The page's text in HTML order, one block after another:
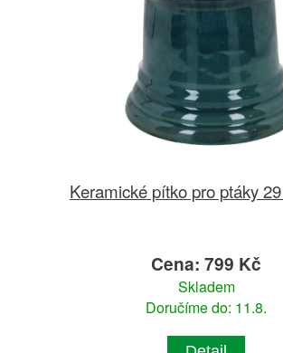
Keramické pítko pro ptáky
Cena: 799 Kč
Skladem
Doručíme do: 11.8.